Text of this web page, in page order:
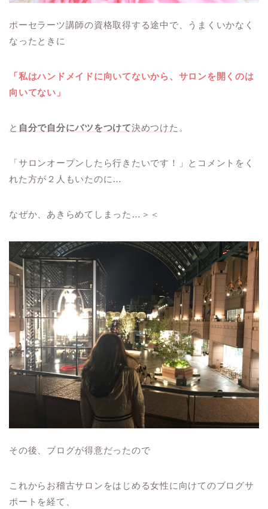
ポーセラーツ講師の資格取得する途中で、うまくいかなく
なったときに
「私はハンドメイドに向いてないから、サロンを開くのは
向いてない」
と 自分で自分にバツをつけて決めつけた 。
「サロンオープンしたら行きたいです！」とコメントをく
れた方が２人もいたのに…
なぜか、あきらめてしまった…＞＜
その後、ブログが得意だったので
これからお稽古サロンをはじめる女性に向けてのブログサ
ポートを経て、